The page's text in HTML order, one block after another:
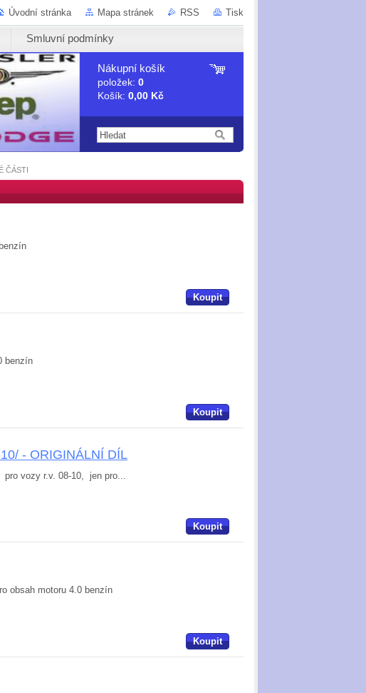
Úvodní stránka Mapa stránek RSS Tisk
Smluvní podmínky
Nákupní košík
položek: 0
Košík: 0,00 Kč
ČÁSTI
Koupit
benzín
Koupit
- ORIGINÁLNÍ DÍL
vozy r.v. 08-10, jen pro...
Koupit
obsah motoru 4.0 benzín
Koupit